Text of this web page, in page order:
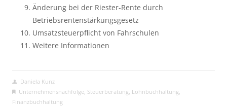
Änderung bei der Riester-Rente durch
Betriebsrentenstärkungsgesetz
Umsatzsteuerpflicht von Fahrschulen
Weitere Informationen
Daniela Kunz
Unternehmensnachfolge, Steuerberatung Lohnbuchhaltung
Finanzbuchhaltung